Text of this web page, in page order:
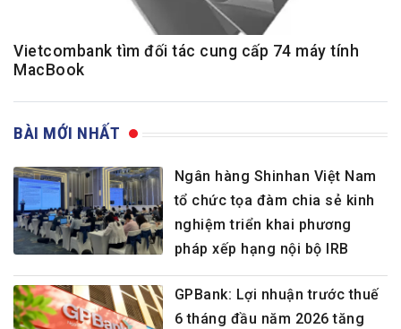
Vietcombank tìm đối tác cung cấp 74 máy tính
MacBook
BÀI MỚI NHẤT
Ngân hàng Shinhan Việt Nam
tổ chức tọa đàm chia sẻ kinh
nghiệm triển khai phương
pháp xếp hạng nội bộ IRB
GPBank: Lợi nhuận trước thuế
6 tháng đầu năm 2026 tăng